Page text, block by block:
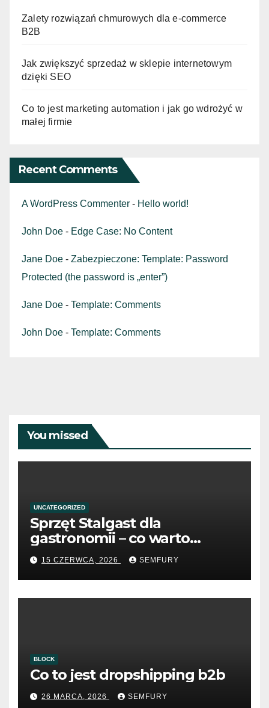
Zalety rozwiązań chmurowych dla e-commerce
B2B
Jak zwiększyć sprzedaż w sklepie internetowym
dzięki SEO
Co to jest marketing automation i jak go wdrożyć w
małej firmie
Recent Comments
A WordPress Commenter - Hello world!
John Doe - Edge Case: No Content
Jane Doe - Zabezpieczone: Template: Password
Protected (the password is „enter”)
Jane Doe - Template: Comments
John Doe - Template: Comments
You missed
UNCATEGORIZED
Sprzęt Stalgast dla
gastronomii – co warto
wiedzieć przed zakupem?
15 CZERWCA, 2026 SEMFURY
BLOCK
Co to jest dropshipping b2b
26 MARCA, 2026 SEMFURY